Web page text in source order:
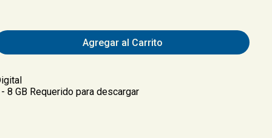
Agregar al Carrito
8 GB Requerido para descargar